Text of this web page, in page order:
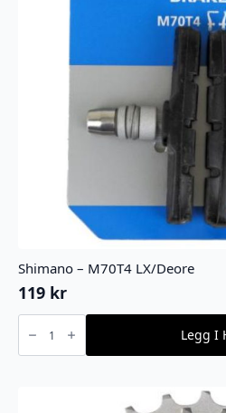
Shimano – M70T4 LX/Deore
119 kr
Shimano
M70T4
LX/Deore
Legg I